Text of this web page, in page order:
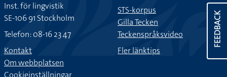
FEEDBACK
Inst. för lingvistik
SE-106 91 Stockholm
Telefon: 08-16 23 47
Kontakt
Om webbplatsen
Cookieinställningar
STS-korpus
Gilla Tecken
Teckenspråksvideo
Fler länktips